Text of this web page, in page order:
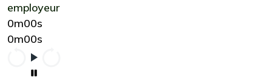
employeur
0m00s
0m00s